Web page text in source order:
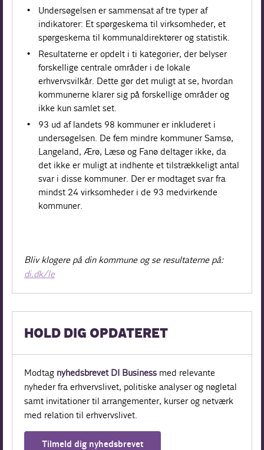
Undersøgelsen er sammensat af tre typer af
indikatorer: Et spørgeskema til virksomheder, et
spørgeskema til kommunaldirektører og statistik.
Resultaterne er opdelt i ti kategorier, der belyser
forskellige centrale områder i de lokale
erhvervsvilkår. Dette gør det muligt at se, hvordan
kommunerne klarer sig på forskellige områder og
ikke kun samlet set.
93 ud af landets 98 kommuner er inkluderet i
undersøgelsen. De fem mindre kommuner Samsø,
Langeland, Ærø, Læsø og Fanø deltager ikke, da
det ikke er muligt at indhente et tilstrækkeligt antal
svar i disse kommuner. Der er modtaget svar fra
mindst 24 virksomheder i de 93 medvirkende
kommuner.
Bliv klogere på din kommune og se resultaterne på:
di.dk/le
HOLD DIG OPDATERET
Modtag nyhedsbrevet DI Business med relevante
nyheder fra erhvervslivet, politiske analyser og nøgletal
samt invitationer til arrangementer, kurser og netværk
med relation til erhvervslivet.
Tilmeld dig nyhedsbrevet